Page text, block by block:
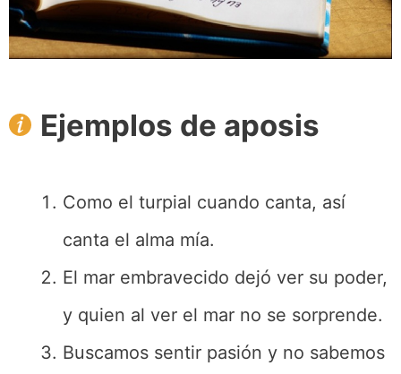
Ejemplos de aposis
Como el turpial cuando canta, así
canta el alma mía.
El mar embravecido dejó ver su poder,
y quien al ver el mar no se sorprende.
Buscamos sentir pasión y no sabemos